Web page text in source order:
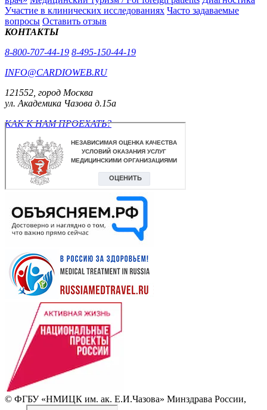
Участие в клинических исследованиях Часто задаваемые
вопросы Оставить отзыв
КОНТАКТЫ
8-800-707-44-19 8-495-150-44-19
INFO@CARDIOWEB.RU
121552, город Москва
ул. Академика Чазова д.15а
КАК К НАМ ПРОЕХАТЬ?
© ФГБУ «НМИЦК им. ак. Е.И.Чазова» Минздрава России,